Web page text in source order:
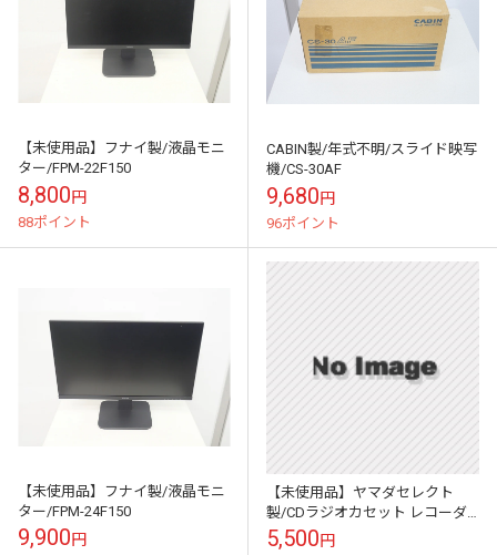
【未使用品】フナイ製/液晶モニ
ター/FPM-22F150
8,800円
88ポイント
CABIN製/年式不明/スライド映写
機/CS-30AF
9,680円
96ポイント
【未使用品】フナイ製/液晶モニ
ター/FPM-24F150
9,900円
【未使用品】ヤマダセレクト
製/CDラジオカセット レコーダ
ー /YCDRC5G1(S)
5,500円